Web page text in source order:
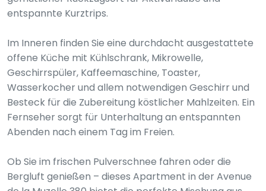
entspannte Kurztrips.
Im Inneren finden Sie eine durchdacht ausgestattete
offene Küche mit Kühlschrank, Mikrowelle,
Geschirrspüler, Kaffeemaschine, Toaster,
Wasserkocher und allem notwendigen Geschirr und
Besteck für die Zubereitung köstlicher Mahlzeiten. Ein
Fernseher sorgt für Unterhaltung an entspannten
Abenden nach einem Tag im Freien.
Ob Sie im frischen Pulverschnee fahren oder die
Bergluft genießen – dieses Apartment in der Avenue